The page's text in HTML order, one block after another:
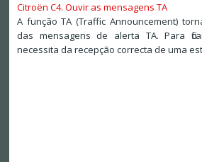
Citroën C4. Ouvir as mensagens TA
A função TA (Traffic Announcement)
das mensagens de alerta TA. Para
necessita da recepção correcta de uma